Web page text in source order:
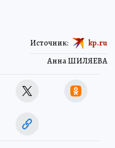
Анна ШИЛЯЕВА
Источник: kp.ru